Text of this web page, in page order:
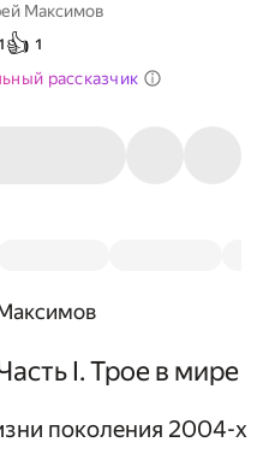
Максимов
1 👍 1
рассказчик
I. Трое в мире
поколения 2004-х